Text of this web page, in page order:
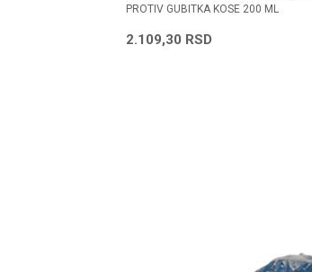
PROTIV GUBITKA KOSE 200 ML
2.109,30 RSD